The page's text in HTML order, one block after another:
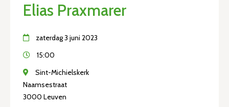
Elias Praxmarer
zaterdag 3 juni 2023
15:00
Sint-Michielskerk
Naamsestraat
3000 Leuven